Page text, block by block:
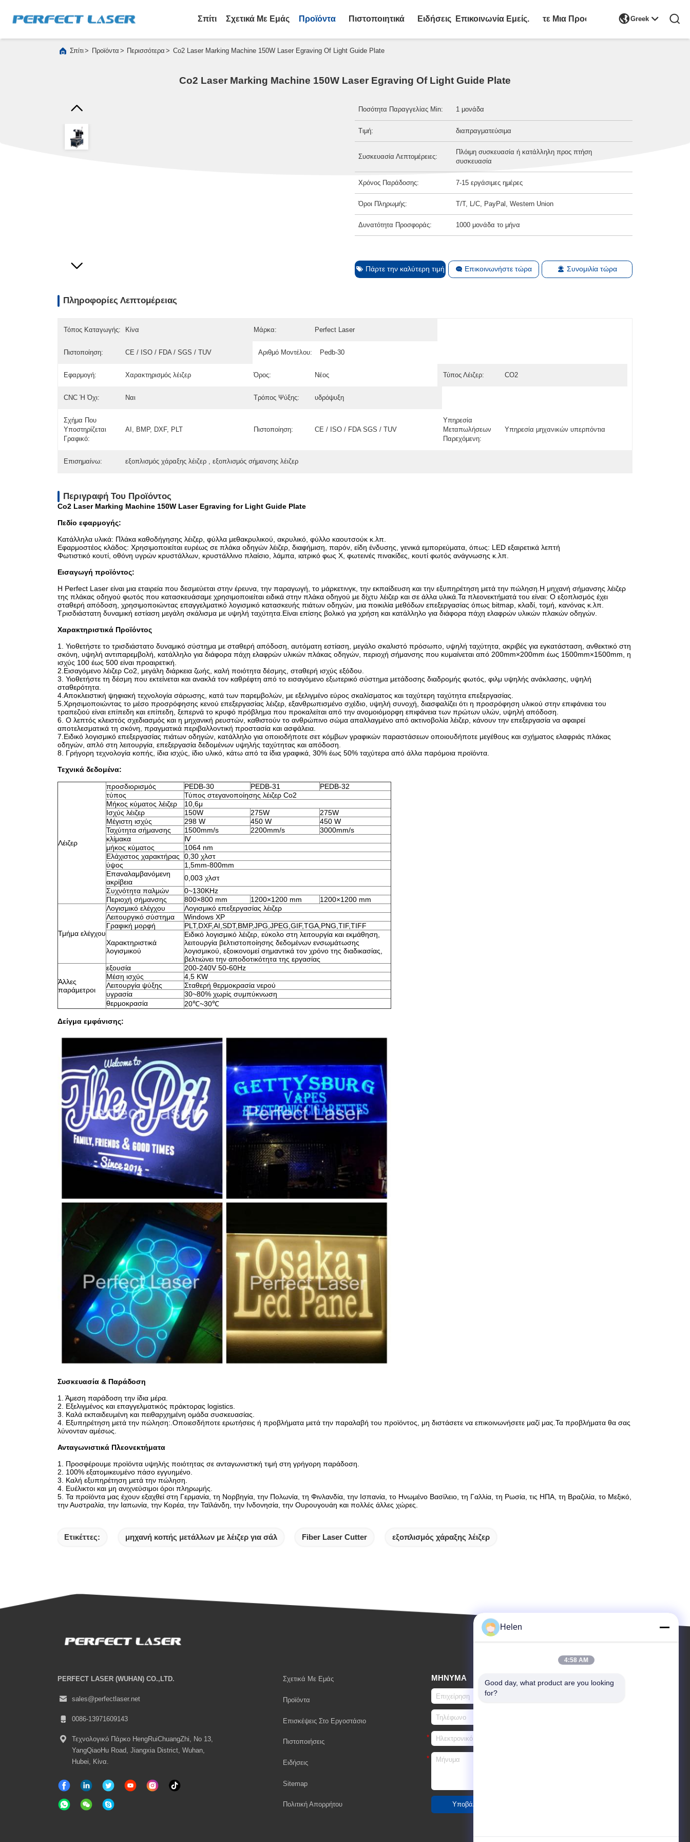
Σπίτι Σχετικά Με Εμάς Προϊόντα Πιστοποιητικά Ειδήσεις Επικοινωνία Εμείς.Ζητήστε Μια Προσφορά Greek 
Σπίτι > Προϊόντα > Περισσότερα > Co2 Laser Marking Machine 150W Laser Egraving Of Light Guide Plate
Co2 Laser Marking Machine 150W Laser Egraving Of Light Guide Plate
Ποσότητα Παραγγελίας Min: 1 μονάδα
Τιμή: διαπραγματεύσιμα
Συσκευασία Λεπτομέρειες:
Πλόιμη συσκευασία ή κατάλληλη προς πτήση
συσκευασία
Χρόνος Παράδοσης: 7-15 εργάσιμες ημέρες
Όροι Πληρωμής: T/T, L/C, PayPal, Western Union
Δυνατότητα Προσφοράς: 1000 μονάδα το μήνα
Πάρτε την καλύτερη τιμή Επικοινωνήστε τώρα Συνομιλία τώρα
Πληροφορίες Λεπτομέρειας
Τόπος Καταγωγής: Κίνα Μάρκα: Perfect Laser
Πιστοποίηση: CE / ISO / FDA / SGS / TUV Αριθμό Μοντέλου: Pedb-30
Εφαρμογή: Χαρακτηρισμός λέιζερ Όρος: Νέος Τύπος Λέιζερ: CO2
CNC Ή Όχι: Ναι Τρόπος Ψύξης: υδρόψυξη
Σχήμα Που
Υποστηρίζεται
Γραφικό:
AI, BMP, DXF, PLT Πιστοποίηση: CE / ISO / FDA SGS / TUV
Υπηρεσία
Μεταπωλήσεων
Παρεχόμενη:
Υπηρεσία μηχανικών υπερπόντια
Επισημαίνω: εξοπλισμός χάραξης λέιζερ , εξοπλισμός σήμανσης λέιζερ
Περιγραφή Του Προϊόντος
Co2 Laser Marking Machine 150W Laser Egraving for Light Guide Plate
Πεδίο εφαρμογής:
Κατάλληλα υλικά: Πλάκα καθοδήγησης λέιζερ, φύλλα μεθακρυλικού, ακρυλικό, φύλλο καουτσούκ κ.λπ.
Εφαρμοστέος κλάδος: Χρησιμοποιείται ευρέως σε πλάκα οδηγών λέιζερ, διαφήμιση, παρόν, είδη ένδυσης, γενικά εμπορεύματα, όπως: LED εξαιρετικά λεπτή
Φωτιστικό κουτί, οθόνη υγρών κρυστάλλων, κρυστάλλινο πλαίσιο, λάμπα, ιατρικό φως X, φωτεινές πινακίδες, κουτί φωτός ανάγνωσης κ.λπ.
Εισαγωγή προϊόντος:
Η Perfect Laser είναι μια εταιρεία που δεσμεύεται στην έρευνα, την παραγωγή, το μάρκετινγκ, την εκπαίδευση και την εξυπηρέτηση μετά την πώληση.Η μηχανή σήμανσης λέιζερ
της πλάκας οδηγού φωτός που κατασκευάσαμε χρησιμοποιείται ειδικά στην πλάκα οδηγού με δίχτυ λέιζερ και σε άλλα υλικά.Τα πλεονεκτήματά του είναι: Ο εξοπλισμός έχει
σταθερή απόδοση, χρησιμοποιώντας επαγγελματικό λογισμικό κατασκευής πιάτων οδηγών, μια ποικιλία μεθόδων επεξεργασίας όπως bitmap, κλαδί, τομή, κανόνας κ.λπ.
Τρισδιάστατη δυναμική εστίαση μεγάλη σκάλισμα με υψηλή ταχύτητα.Είναι επίσης βολικό για χρήση και κατάλληλο για διάφορα πάχη ελαφρών υλικών πλακών οδηγών.
Χαρακτηριστικά Προϊόντος
1. Υιοθετήστε το τρισδιάστατο δυναμικό σύστημα με σταθερή απόδοση, αυτόματη εστίαση, μεγάλο σκαλιστό πρόσωπο, υψηλή ταχύτητα, ακριβές για εγκατάσταση, ανθεκτικό στη
σκόνη, υψηλή αντιπαρεμβολή, κατάλληλο για διάφορα πάχη ελαφρών υλικών πλάκας οδηγών, περιοχή σήμανσης που κυμαίνεται από 200mm×200mm έως 1500mm×1500mm, η
ισχύς 100 έως 500 είναι προαιρετική.
2.Εισαγόμενο λέιζερ Co2, μεγάλη διάρκεια ζωής, καλή ποιότητα δέσμης, σταθερή ισχύς εξόδου.
3. Υιοθετήστε τη δέσμη που εκτείνεται και ανακλά τον καθρέφτη από το εισαγόμενο εξωτερικό σύστημα μετάδοσης διαδρομής φωτός, φιλμ υψηλής ανάκλασης, υψηλή
σταθερότητα.
4.Αποκλειστική ψηφιακή τεχνολογία σάρωσης, κατά των παρεμβολών, με εξελιγμένο εύρος σκαλίσματος και ταχύτερη ταχύτητα επεξεργασίας.
5.Χρησιμοποιώντας το μέσο προσρόφησης κενού επεξεργασίας λέιζερ, εξανθρωπισμένο σχέδιο, υψηλή συνοχή, διασφαλίζει ότι η προσρόφηση υλικού στην επιφάνεια του
τραπεζιού είναι επίπεδη και επίπεδη, ξεπερνά το κρυφό πρόβλημα που προκαλείται από την ανομοιόμορφη επιφάνεια των πρώτων υλών, υψηλή απόδοση.
6. Ο λεπτός κλειστός σχεδιασμός και η μηχανική ρευστών, καθιστούν το ανθρώπινο σώμα απαλλαγμένο από ακτινοβολία λέιζερ, κάνουν την επεξεργασία να αφαιρεί
αποτελεσματικά τη σκόνη, πραγματικά περιβαλλοντική προστασία και ασφάλεια.
7.Ειδικό λογισμικό επεξεργασίας πιάτων οδηγών, κατάλληλο για οποιοδήποτε σετ κόμβων γραφικών παραστάσεων οποιουδήποτε μεγέθους και σχήματος ελαφριάς πλάκας
οδηγών, απλό στη λειτουργία, επεξεργασία δεδομένων υψηλής ταχύτητας και απόδοση.
8. Γρήγορη τεχνολογία κοπής, ίδια ισχύς, ίδιο υλικό, κάτω από τα ίδια γραφικά, 30% έως 50% ταχύτερα από άλλα παρόμοια προϊόντα.
Τεχνικά δεδομένα:
Λέιζερ
προσδιορισμός PEDB-30 PEDB-31
PEDB-32
τύπος
Τύπος στεγανοποίησης λέιζερ Co2
Μήκος κύματος λέιζερ
10,6μ
Ισχύς λέιζερ
150W 275W
275W
Μέγιστη ισχύς
298 W 450 W
450 W
Ταχύτητα σήμανσης
1500mm/s 2200mm/s
3000mm/s
κλίμακα
Ⅳ
μήκος κύματος
1064 nm
Ελάχιστος χαρακτήρας
0,30 χλστ
ύψος
1,5mm-800mm
Επαναλαμβανόμενη
ακρίβεια
0,003 χλστ
Συχνότητα παλμών
0~130KHz
Περιοχή σήμανσης
800×800 mm 1200×1200 mm 1200×1200 mm
Τμήμα ελέγχου
Λογισμικό ελέγχου
Λογισμικό επεξεργασίας λέιζερ
Λειτουργικό σύστημα
Windows XP
Γραφική μορφή
PLT,DXF,AI,SDT,BMP,JPG,JPEG,GIF,TGA,PNG,TIF,TIFF
Χαρακτηριστικά
λογισμικού
Ειδικό λογισμικό λέιζερ, εύκολο στη λειτουργία και εκμάθηση,
λειτουργία βελτιστοποίησης δεδομένων ενσωμάτωσης
λογισμικού, εξοικονομεί σημαντικά τον χρόνο της διαδικασίας,
βελτιώνει την αποδοτικότητα της εργασίας
Άλλες
παράμετροι
εξουσία
200-240V 50-60Hz
Μέση ισχύς
4,5 KW
Λειτουργία ψύξης
Σταθερή θερμοκρασία νερού
υγρασία
30~80% χωρίς συμπύκνωση
θερμοκρασία
20℃~30℃
Δείγμα εμφάνισης:
Συσκευασία & Παράδοση
1. Άμεση παράδοση την ίδια μέρα.
2. Εξελιγμένος και επαγγελματικός πράκτορας logistics.
3. Καλά εκπαιδευμένη και πειθαρχημένη ομάδα συσκευασίας.
4. Εξυπηρέτηση μετά την πώληση:.Οποιεσδήποτε ερωτήσεις ή προβλήματα μετά την παραλαβή του προϊόντος, μη διστάσετε να επικοινωνήσετε μαζί μας.Τα προβλήματα θα σας
λύνονταν αμέσως.
Ανταγωνιστικά Πλεονεκτήματα
1. Προσφέρουμε προϊόντα υψηλής ποιότητας σε ανταγωνιστική τιμή στη γρήγορη παράδοση.
2. 100% εξατομικευμένο πάσο εγγυημένο.
3. Καλή εξυπηρέτηση μετά την πώληση.
4. Ευέλικτοι και μη ανιχνεύσιμοι όροι πληρωμής.
5. Τα προϊόντα μας έχουν εξαχθεί στη Γερμανία, τη Νορβηγία, την Πολωνία, τη Φινλανδία, την Ισπανία, το Ηνωμένο Βασίλειο, τη Γαλλία, τη Ρωσία, τις ΗΠΑ, τη Βραζιλία, το Μεξικό,
την Αυστραλία, την Ιαπωνία, την Κορέα, την Ταϊλάνδη, την Ινδονησία, την Ουρουγουάη και πολλές άλλες χώρες.
Ετικέττες: μηχανή κοπής μετάλλων με λέιζερ για σάλ Fiber Laser Cutter εξοπλισμός χάραξης λέιζερ
PERFECT LASER (WUHAN) CO.,LTD.
sales@perfectlaser.net
0086-13971609143
Τεχνολογικό Πάρκο HengRuiChuangZhi, No 13,
YangQiaoHu Road, Jiangxia District, Wuhan,
Hubei, Κίνα.
Σχετικά Με Εμάς
Προϊόντα
Επισκέψεις Στο Εργοστάσιο
Πιστοποιήσεις
Ειδήσεις
Sitemap
Πολιτική Απορρήτου
ΜΉΝΥΜΑ
Υποβάλτε
Helen
4:58 AM
Good day, what product are you looking
for?